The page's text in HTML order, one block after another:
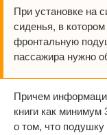
При установке на
сиденья, в
фронтальную
пассажира нужно
Причем
книги как минимум
о том, что подушку